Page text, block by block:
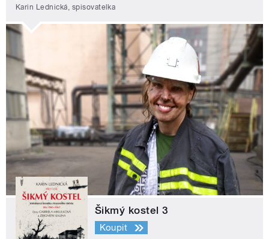
Karin Lednická, spisovatelka
Šikmý kostel 3
Koupit